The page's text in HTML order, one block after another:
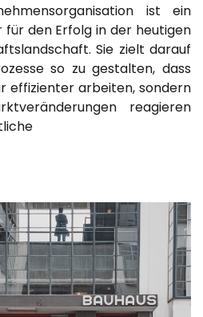
ist ein
den Erfolg in der heutigen
Sie zielt darauf
so zu gestalten, dass
effizienter arbeiten, sondern
reagieren